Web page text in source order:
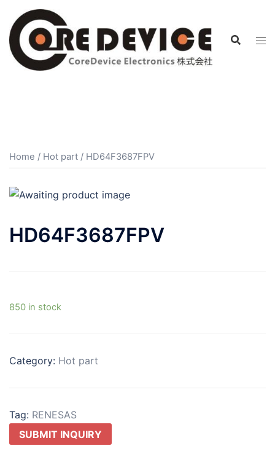
Home / Hot part / HD64F3687FPV
HD64F3687FPV
850 in stock
Category: Hot part
Tag: RENESAS
SUBMIT INQUIRY